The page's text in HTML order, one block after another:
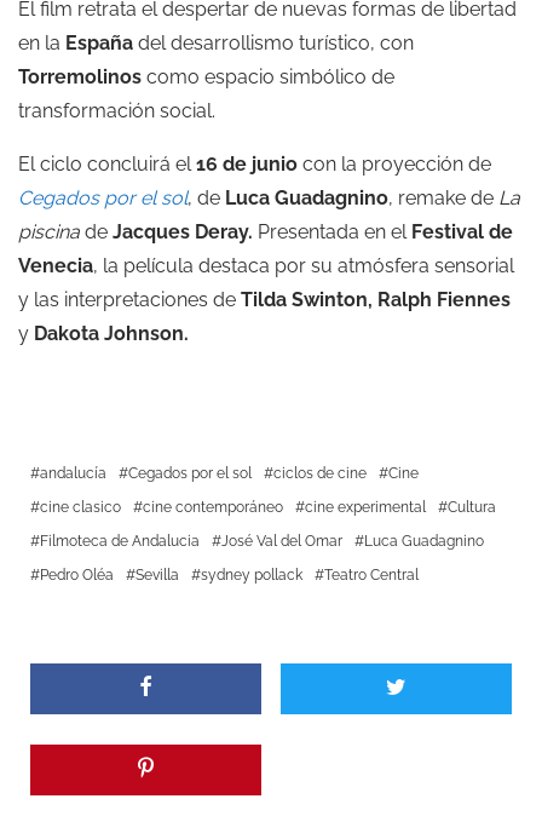
El film retrata el despertar de nuevas formas de libertad
en la España del desarrollismo turístico, con
Torremolinos como espacio simbólico de
transformación social.
El ciclo concluirá el16 de junio con la proyección de
Cegados por el sol, de Luca Guadagnino, remake de La
piscina de Jacques Deray. Presentada en el Festival de
Venecia, la película destaca por su atmósfera sensorial
y las interpretaciones de Tilda Swinton, Ralph Fiennes
y Dakota Johnson.
andalucía Cegados por el sol ciclos de cine
Cine
cine clasico
cine contemporáneo cine experimental
Cultura
Filmoteca de Andalucia
José Val del Omar
Luca Guadagnino
Pedro Oléa
Sevilla sydney pollack Teatro Central